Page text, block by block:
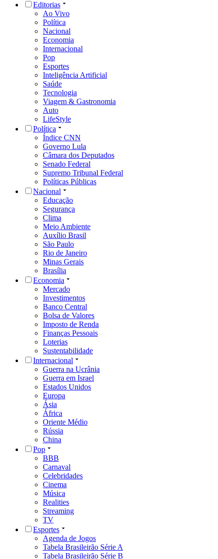
Editorias
Ao Vivo
Política
Nacional
Economia
Internacional
Pop
Esportes
Inteligência Artificial
Saúde
Tecnologia
Viagem & Gastronomia
Auto
LifeStyle
Política
Índice CNN
Governo Lula
Câmara dos Deputados
Senado Federal
Supremo Tribunal Federal
Políticas Públicas
Nacional
Educação
Segurança
Clima
Meio Ambiente
Auxílio Brasil
São Paulo
Rio de Janeiro
Minas Gerais
Brasília
Economia
Mercado
Investimentos
Banco Central
Bolsa de Valores
Imposto de Renda
Finanças Pessoais
Loterias
Sustentabilidade
Internacional
Guerra na Ucrânia
Guerra em Israel
Estados Unidos
Europa
Ásia
África
Oriente Médio
Rússia
China
Pop
BBB
Carnaval
Celebridades
Cinema
Música
Realities
Streaming
TV
Esportes
Agenda de Jogos
Tabela Brasileirão Série A
Tabela Brasileirão Série B